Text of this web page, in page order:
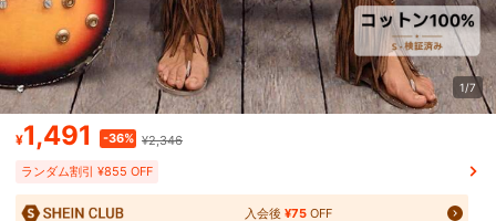
1/7
¥1,491 -36% ¥2,346
ランダム割引 ¥855 OFF
入会後¥75 OFF